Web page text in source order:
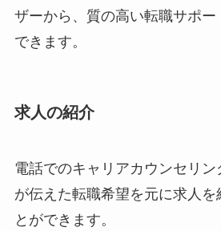
ザーから、質の高い転職サポ
できます。
求人の紹介
電話でのキャリアカウンセリン
が伝えた転職希望を元に求人を
とができます。